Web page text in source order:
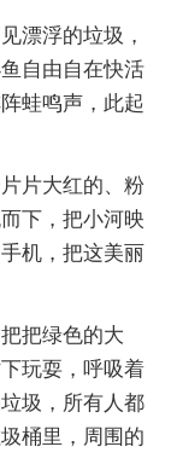
漂浮的垃圾，
自由自在快活
蛙鸣声，此起
片大红的、粉
下，把小河映
机，把这美丽
把绿色的大
玩耍，呼吸着
圾，所有人都
桶里，周围的